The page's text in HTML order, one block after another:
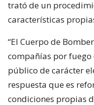
trató de un
características
“El Cuerpo de
compañías por
público de carácter
respuesta que es
condiciones propias